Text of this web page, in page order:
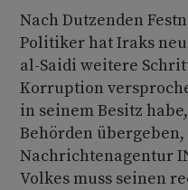
Nach Dutzenden
Politiker hat Iraks
al-Saidi weitere
Korruption
in seinem Besitz
Behörden
Nachrichtenagentur
Volkes muss seinen